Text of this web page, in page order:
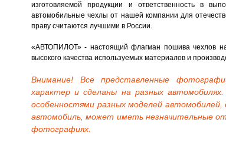
изготовляемой продукции и ответственность в
автомобильные чехлы от нашей компании для
праву считаются лучшими в России.
«АВТОПИЛОТ» - настоящий флагман пошива чехлов
высокого качества используемых материалов и
Внимание! Все представленные
характер и сделаны на разных
особенностями разных моделей
автомобиль, может иметь незначительные
фотографиях.